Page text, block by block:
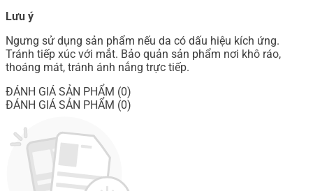
Lưu ý
Ngưng sử dụng sản phẩm nếu da có dấu hiệu kích ứng.
Tránh tiếp xúc với mắt. Bảo quản sản phẩm nơi khô ráo,
thoáng mát, tránh ánh nắng trực tiếp.
ĐÁNH GIÁ SẢN PHẨM (0)
ĐÁNH GIÁ SẢN PHẨM (0)